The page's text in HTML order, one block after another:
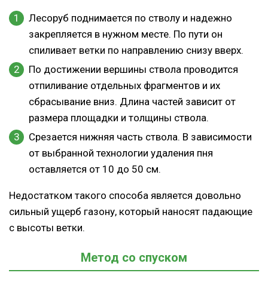
Лесоруб поднимается по стволу и надежно
закрепляется в нужном месте. По пути он
спиливает ветки по направлению снизу вверх.
По достижении вершины ствола проводится
отпиливание отдельных фрагментов и их
сбрасывание вниз. Длина частей зависит от
размера площадки и толщины ствола.
Срезается нижняя часть ствола. В зависимости
от выбранной технологии удаления пня
оставляется от 10 до 50 см.
Недостатком такого способа является довольно
сильный ущерб газону, который наносят падающие
с высоты ветки.
Метод со спуском